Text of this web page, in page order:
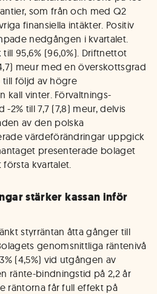
som från och med Q2
finansiella intäkter. Positiv
nedgången i kvartalet.
95,6% (96,0%). Driftnettot
meur med en överskottsgrad
till följd av högre
kall vinter. Förvaltnings-
2% till 7,7 (7,8) meur, delvis
av den polska
värdeförändringar uppgick
presenterade bolaget
kvartalet.
stärker kassan inför
styrräntan åtta gånger till
genomsnittliga räntenivå
(4,5%) vid utgången av
ränte-bindningstid på 2,2 år
räntorna får full effekt på